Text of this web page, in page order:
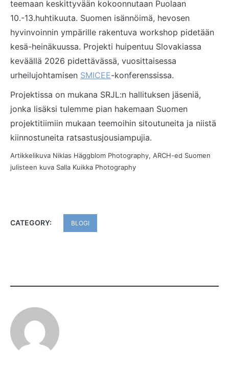
teemaan keskittyvään kokoonnutaan Puolaan
10.-13.huhtikuuta. Suomen isännöimä, hevosen
hyvinvoinnin ympärille rakentuva workshop pidetään
kesä-heinäkuussa. Projekti huipentuu Slovakiassa
keväällä 2026 pidettävässä, vuosittaisessa
urheilujohtamisen SMICEE-konferenssissa.
Projektissa on mukana SRJL:n hallituksen jäseniä,
jonka lisäksi tulemme pian hakemaan Suomen
projektitiimiin mukaan teemoihin sitoutuneita ja niistä
kiinnostuneita ratsastusjousiampujia.
Artikkelikuva Niklas Häggblom Photography, ARCH-ed Suomen
julisteen kuva Salla Kuikka Photography
CATEGORY: BLOGI